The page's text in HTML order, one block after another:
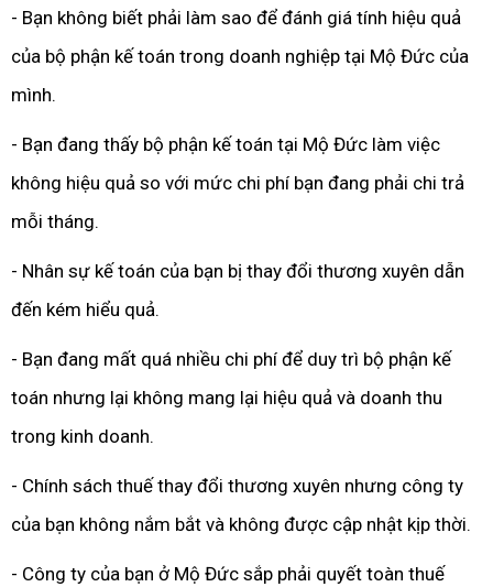
- Bạn không biết phải làm sao để đánh giá tính hiệu quả
của bộ phận kế toán trong doanh nghiệp tại Mộ Đức của
mình.
- Bạn đang thấy bộ phận kế toán tại Mộ Đức làm việc
không hiệu quả so với mức chi phí bạn đang phải chi trả
mỗi tháng.
- Nhân sự kế toán của bạn bị thay đổi thương xuyên dẫn
đến kém hiểu quả.
- Bạn đang mất quá nhiều chi phí để duy trì bộ phận kế
toán nhưng lại không mang lại hiệu quả và doanh thu
trong kinh doanh.
- Chính sách thuế thay đổi thương xuyên nhưng công ty
của bạn không nắm bắt và không được cập nhật kịp thời.
- Công ty của bạn ở Mộ Đức sắp phải quyết toàn thuế